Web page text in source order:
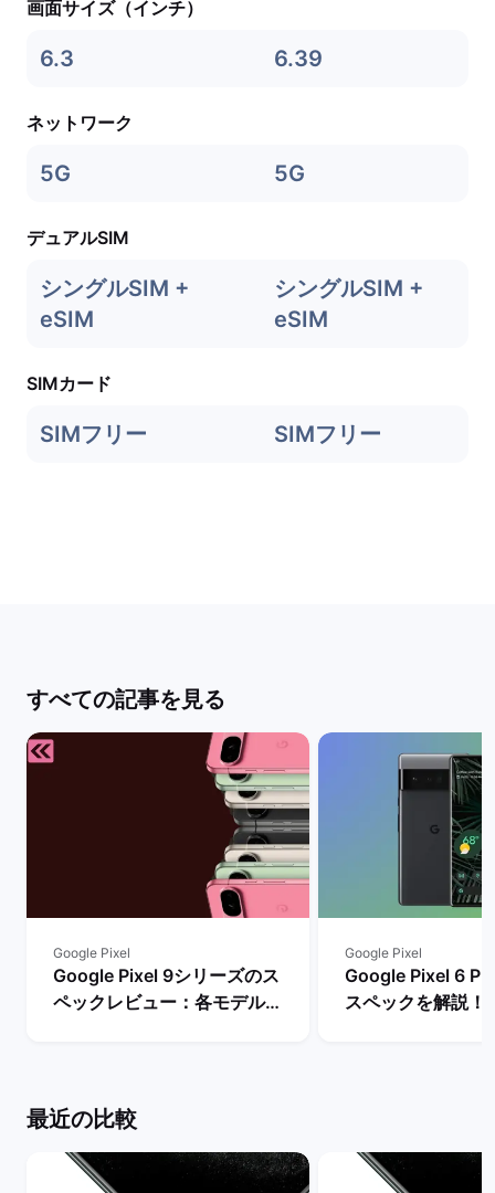
画面サイズ（インチ）
6.3 6.39
ネットワーク
5G 5G
デュアルSIM
シングルSIM +
eSIM
シングルSIM +
eSIM
SIMカード
SIMフリー SIMフリー
すべての記事を見る
Google Pixel
Google Pixel 9シリーズのス
ペックレビュー：各モデルの
Google Pixel
Google Pixel 6
スペックを解説！
最近の比較